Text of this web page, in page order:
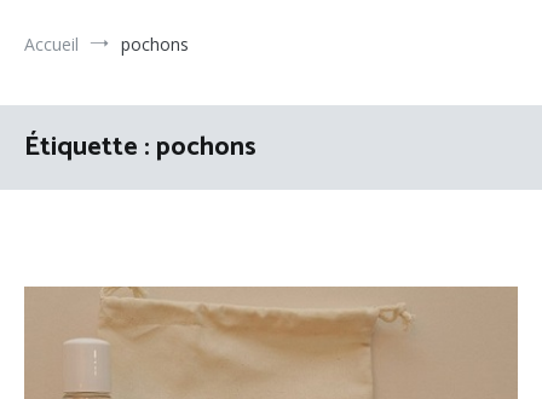
Accueil pochons
Étiquette :pochons